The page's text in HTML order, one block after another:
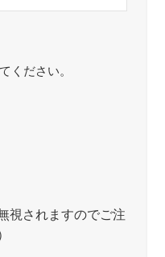
ください。
視されますのでご注